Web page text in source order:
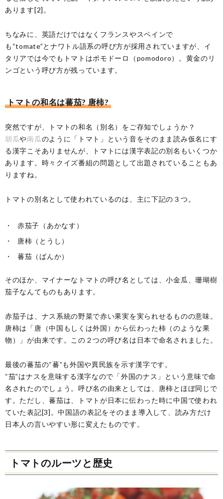
あります[2]。
ちなみに、英語だけではなくフランスやスペインで
も“tomate”とナワトル語系の呼び方が採用されていますが、イ
タリアでは今でもトマトはポモドーロ（pomodoro）。黄金のリ
ンゴという呼び方が残っています。
トマトの和名は蕃茄? 唐柿?
突然ですが、トマトの和名（別名）をご存知でしょうか？
胡瓜や南瓜のように「トマト」という音をそのまま読み仮名にす
る漢字こそありませんが、トマトには漢字表記の別名もいくつか
あります。時々クイズ番組の問題として出題されていることもあ
りますね。
トマトの別名として使われているのは、主に下記の３つ。
赤茄子（あかなす）
唐柿（とうし）
蕃茄（ばんか）
そのほか、マイナーなトマトの呼び名としては、小金瓜、珊瑚樹
茄子なんてものもあります。
赤茄子は、ナス系統の野菜で赤い果実を実られせるものの意味。
唐柿は「唐（中国もしくは外国）から伝わった柿（のような果
物）」が由来です。この２つの呼び名は日本で命名されました。
最後の蕃茄の“蕃”も外国や異民族を示す漢字です。
“茄”はナスを意味する漢字なので「外国のナス」という意味で命
名されたのでしょう。呼び名の由来としては、唐柿とほぼ同じで
す。ただし、蕃茄は、トマトが日本に伝わった時に中国で使われ
ていた表記[3]。中国語の表記をそのまま導入して、読み方だけ
日本人の言いやすい形に変えたものです。
トマトのルーツと歴史